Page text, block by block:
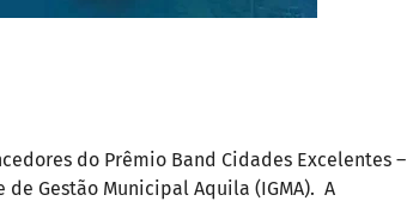
do Prêmio Band Cidades Excelentes –
Gestão Municipal Aquila (IGMA). A